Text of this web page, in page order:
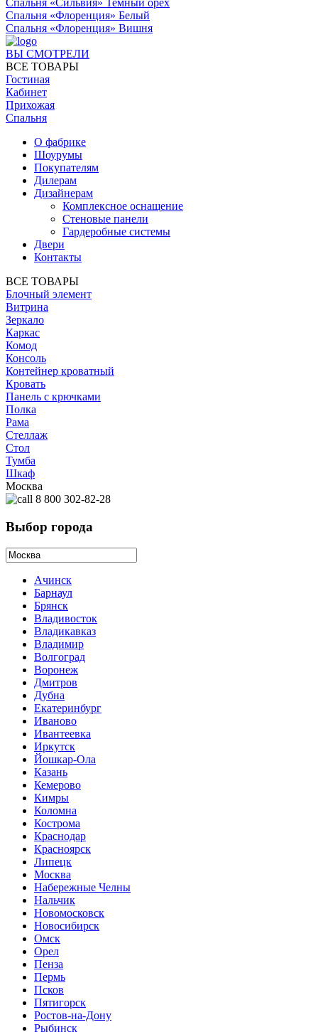
Спальня «Сильвия» Темный орех
Спальня «Флоренция» Белый
Спальня «Флоренция» Вишня
ВЫ СМОТРЕЛИ
ВСЕ ТОВАРЫ
Гостиная
Кабинет
Прихожая
Спальня
О фабрике
Шоурумы
Покупателям
Дилерам
Дизайнерам
Комплексное оснащение
Стеновые панели
Гардеробные системы
Двери
Контакты
ВСЕ ТОВАРЫ
Блочный элемент
Витрина
Зеркало
Каркас
Комод
Консоль
Контейнер кроватный
Кровать
Панель с крючками
Полка
Рама
Стеллаж
Стол
Тумба
Шкаф
Москва
8 800 302-82-28
Выбор города
Ачинск
Барнаул
Брянск
Владивосток
Владикавказ
Владимир
Волгоград
Воронеж
Дмитров
Дубна
Екатеринбург
Иваново
Ивантеевка
Иркутск
Йошкар-Ола
Казань
Кемерово
Кимры
Коломна
Кострома
Краснодар
Красноярск
Липецк
Москва
Набережные Челны
Нальчик
Новомосковск
Новосибирск
Омск
Орел
Пенза
Пермь
Псков
Пятигорск
Ростов-на-Дону
Рыбинск